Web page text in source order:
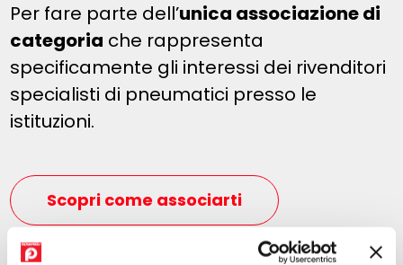
Per fare parte dell’unica associazione di
categoria che rappresenta
specificamente gli interessi dei rivenditori
specialisti di pneumatici presso le
istituzioni.
Scopri come associarti